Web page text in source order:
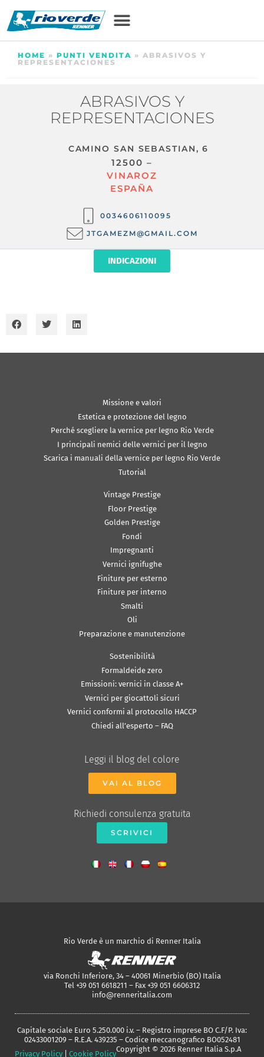
HOME » PUNTI VENDITA » ABRASIVOS Y
REPRESENTACIONES
ABRASIVOS Y
REPRESENTACIONES
CAMINO SAN SEBASTIAN, 6
12500 –
VINAROZ
ESPAÑA
0034606110095
JTGAMEZM@GMAIL.COM
INDICAZIONI
Missione e valori
Estetica e protezione del legno
Perché scegliere la vernice per legno Rio Verde
I principali nemici delle vernici per il legno
Scarica i manuali della vernice per legno Rio Verde
Tutorial
Vintage Prestige
Floor Prestige
Golden Prestige
Fondi
Impregnanti
Vernici ignifughe
Finiture per esterno
Finiture per interno
Smalti
Oli
Preparazione e manutenzione
Sostenibilità
Formaldeide zero
Emissioni: vernici in classe A+
Vernici per giocattoli sicuri
Vernici conformi al protocollo HACCP
Chiedi all’esperto – FAQ
Leggi il blog del colore
VAI AL BLOG
Richiedi consulenza gratuita
SCRIVICI
Rio Verde è un marchio di Renner Italia
via Ronchi Inferiore, 34 – 40061 Minerbio (BO) Italia
Tel +39 051 6618211 – Fax +39 051 6606312
info@renneritalia.com
Capitale sociale Euro 5.250.000 i.v. – Registro imprese BO C.F/P. Iva:
02433001209 – R.E.A. 439235 – Codice meccanografico BO052481
Privacy Policy
Cookie Policy
Copyright © 2026 Renner Italia S.p.A